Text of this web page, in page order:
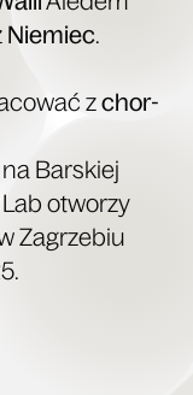
Nie­miec.
zchor­
Bar­skiej
otwo­rzy
Zagrze­biu